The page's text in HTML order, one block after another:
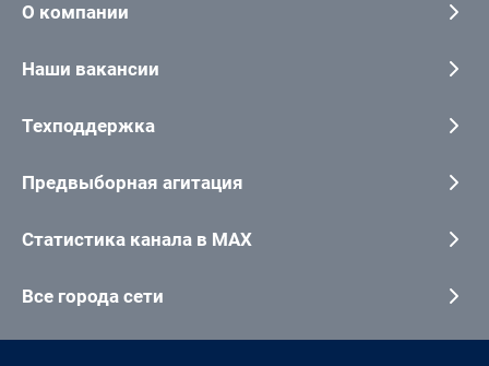
О компании
Наши вакансии
Техподдержка
Предвыборная агитация
Статистика канала в MAX
Все города сети